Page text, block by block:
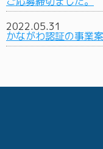
2022.05.31
かながわ認証の事業